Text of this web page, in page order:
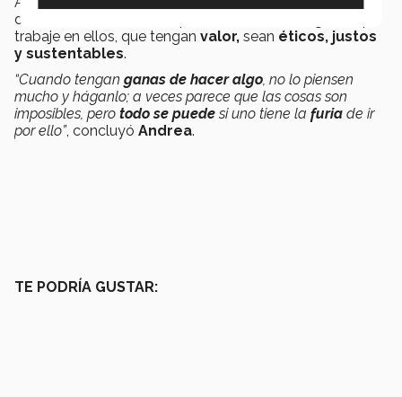
desarrollados de forma que se beneficie a la gente que
trabaje en ellos, que tengan valor, sean éticos, justos
y sustentables.
“Cuando tengan ganas de hacer algo, no lo piensen
mucho y háganlo; a veces parece que las cosas son
imposibles, pero todo se puedesi uno tiene la furia de ir
por ello”, concluyó Andrea.
TE PODRÍA GUSTAR: